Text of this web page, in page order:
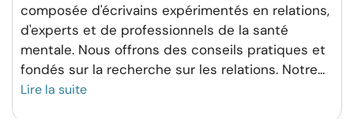
composée d'écrivains expérimentés en relations,
d'experts et de professionnels de la santé
mentale. Nous offrons des conseils pratiques et
fondés sur la recherche sur les relations. Notre...
Lire la suite